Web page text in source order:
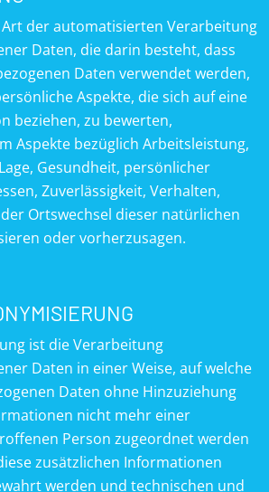
der automatisierten Verarbeitung
Daten, die darin besteht, dass
Daten verwendet werden,
Aspekte, die sich auf eine
beziehen, zu bewerten,
Aspekte bezüglich Arbeitsleistung,
Gesundheit, persönlicher
Zuverlässigkeit, Verhalten,
Ortswechsel dieser natürlichen
oder vorherzusagen.
ist die Verarbeitung
Daten in einer Weise, auf welche
Daten ohne Hinzuziehung
nicht mehr einer
Person zugeordnet werden
zusätzlichen Informationen
werden und technischen und